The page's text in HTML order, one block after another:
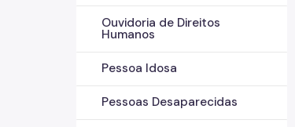
Ouvidoria de Direitos
Humanos
Pessoa Idosa
Pessoas Desaparecidas